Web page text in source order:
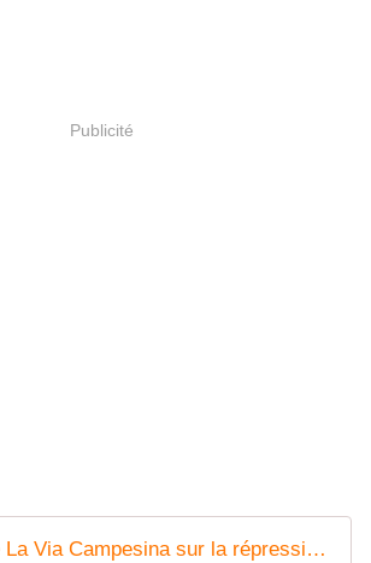
Publicité
Déclaration de La Via Campesina sur la répression de la Caravane Sumoud, la Marche Mondiale vers Gaza, et l'escalade de la guerre contre Gaza et la région - Via Campesina